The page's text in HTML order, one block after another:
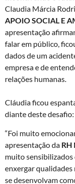
Claudia Márcia
APOIO SOCIAL E
apresentação
falar em público,
dados de um
empresa e de
relações humanas.
Cláudia ficou
diante deste desafio:
“Foi muito
apresentação da RH
muito sensibilizados
enxergar
se desenvolvam